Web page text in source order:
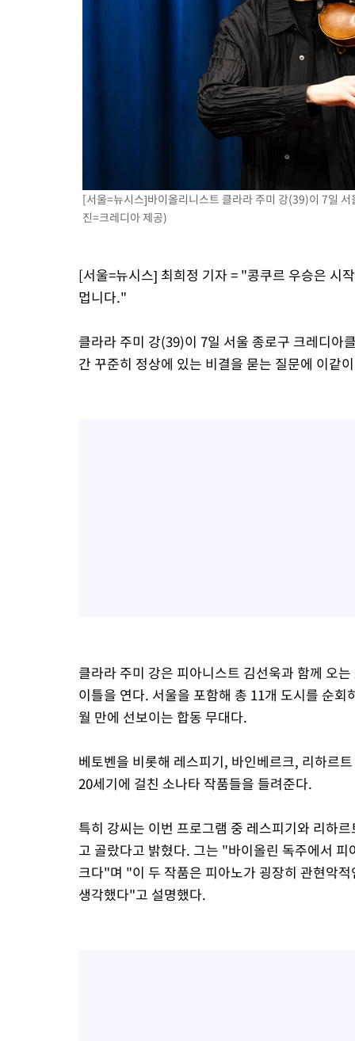
[서울=뉴시스]바이올리니스트 클라라 주미 강(39)이 7일
진=크레디아 제공)
[서울=뉴시스] 최희정 기자 = "콩쿠르 우승은 시
멉니다."
클라라 주미 강(39)이 7일 서울 종로구 크레디아
간 꾸준히 정상에 있는 비결을 묻는 질문에 이같
클라라 주미 강은 피아니스트 김선욱과 함께 오
이틀을 연다. 서울을 포함해 총 11개 도시를 순
월 만에 선보이는 합동 무대다.
베토벤을 비롯해 레스피기, 바인베르크, 리하르
20세기에 걸친 소나타 작품들을 들려준다.
특히 강씨는 이번 프로그램 중 레스피기와 리하
고 골랐다고 밝혔다. 그는 "바이올린 독주에서
크다"며 "이 두 작품은 피아노가 굉장히 관현악
생각했다"고 설명했다.